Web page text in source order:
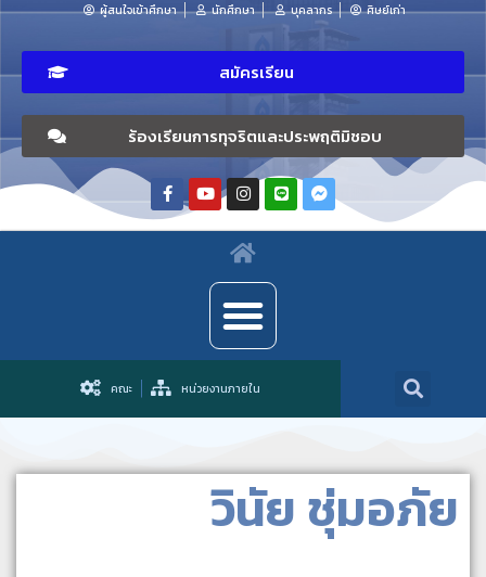
ผู้สนใจเข้าศึกษา นักศึกษา บุคลากร ศิษย์เก่า
สมัครเรียน
ร้องเรียนการทุจริตและประพฤติมิชอบ
คณะ หน่วยงานภายใน
วินัย ชุ่มอภัย